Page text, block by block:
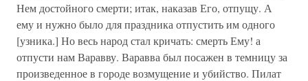
Нем достойного смерти; итак, наказав Его, отпущу. А
ему и нужно было для праздника отпустить им одного
[узника.] Но весь народ стал кричать: смерть Ему! а
отпусти нам Варавву. Варавва был посажен в темницу за
произведенное в городе возмущение и убийство. Пилат